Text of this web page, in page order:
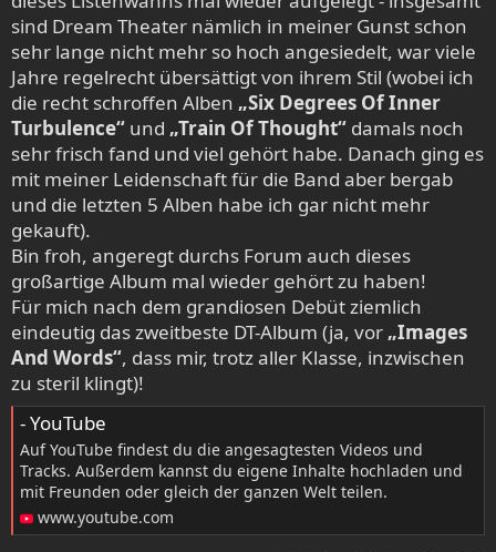
sind Dream Theater nämlich in meiner Gunst schon
sehr lange nicht mehr so hoch angesiedelt, war viele
Jahre regelrecht übersättigt von ihrem Stil (wobei ich
die recht schroffen Alben „Six Degrees Of Inner
Turbulence“ und „Train Of Thought“ damals noch
sehr frisch fand und viel gehört habe. Danach ging es
mit meiner Leidenschaft für die Band aber bergab
und die letzten 5 Alben habe ich gar nicht mehr
gekauft).
Bin froh, angeregt durchs Forum auch dieses
großartige Album mal wieder gehört zu haben!
Für mich nach dem grandiosen Debüt ziemlich
eindeutig das zweitbeste DT-Album (ja, vor „Images
And Words“, dass mir, trotz aller Klasse, inzwischen
zu steril klingt)!
- YouTube
Auf YouTube findest du die angesagtesten Videos und
Tracks. Außerdem kannst du eigene Inhalte hochladen und
mit Freunden oder gleich der ganzen Welt teilen.
www.youtube.com